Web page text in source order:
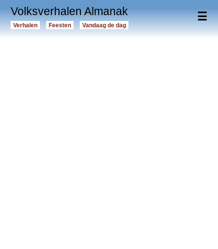
☰
Volksverhalen Almanak
Verhalen Feesten Vandaag de dag